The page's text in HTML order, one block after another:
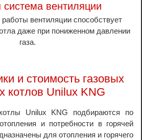
вентиляции
вентиляции способствует
даже при пониженном давлении
газа.
и стоимость газовых
котлов Unilux KNG
Unilux KNG подбираются по
и потребности в горячей
для отопления и горячего